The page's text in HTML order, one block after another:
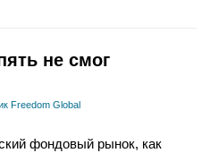
не смог
Freedom Global
фондовый рынок, как